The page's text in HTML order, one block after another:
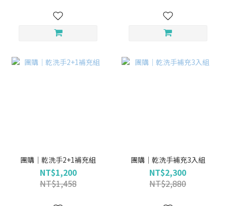
團購｜乾洗手2+1補充組
NT$1,200
NT$1,458
團購｜乾洗手補充3入組
NT$2,300
NT$2,880